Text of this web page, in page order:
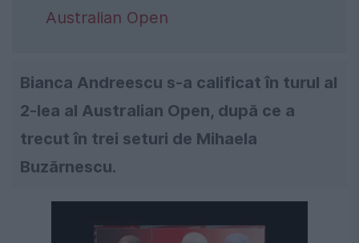
Australian Open
Bianca Andreescu s-a calificat în turul al
2-lea al Australian Open, după ce a
trecut în trei seturi de Mihaela
Buzărnescu.